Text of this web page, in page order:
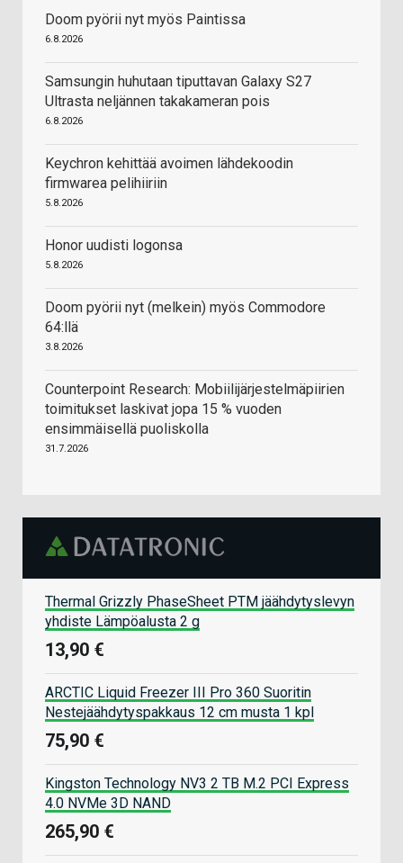
Doom pyörii nyt myös Paintissa
6.8.2026
Samsungin huhutaan tiputtavan Galaxy S27
Ultrasta neljännen takakameran pois
6.8.2026
Keychron kehittää avoimen lähdekoodin
firmwarea pelihiiriin
5.8.2026
Honor uudisti logonsa
5.8.2026
Doom pyörii nyt (melkein) myös Commodore
64:llä
3.8.2026
Counterpoint Research: Mobiilijärjestelmäpiirien
toimitukset laskivat jopa 15 % vuoden
ensimmäisellä puoliskolla
31.7.2026
Thermal Grizzly PhaseSheet PTM jäähdytyslevyn
yhdiste Lämpöalusta 2 g
13,90 €
ARCTIC Liquid Freezer III Pro 360 Suoritin
Nestejäähdytyspakkaus 12 cm musta 1 kpl
75,90 €
Kingston Technology NV3 2 TB M.2 PCI Express
4.0 NVMe 3D NAND
265,90 €